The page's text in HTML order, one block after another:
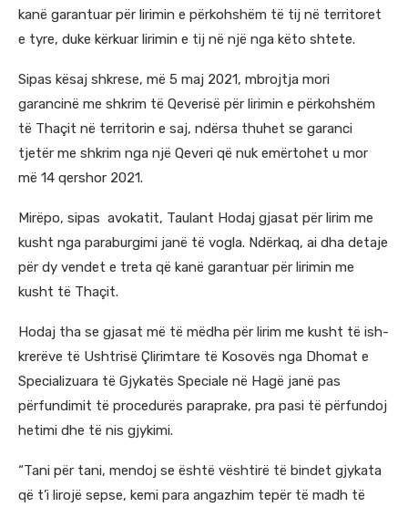
kanë garantuar për lirimin e përkohshëm të tij në territoret
e tyre, duke kërkuar lirimin e tij në një nga këto shtete.
Sipas kësaj shkrese, më 5 maj 2021, mbrojtja mori
garancinë me shkrim të Qeverisë për lirimin e përkohshëm
të Thaçit në territorin e saj, ndërsa thuhet se garanci
tjetër me shkrim nga një Qeveri që nuk emërtohet u mor
më 14 qershor 2021.
Mirëpo, sipas avokatit, Taulant Hodaj gjasat për lirim me
kusht nga paraburgimi janë të vogla. Ndërkaq, ai dha detaje
për dy vendet e treta që kanë garantuar për lirimin me
kusht të Thaçit.
Hodaj tha se gjasat më të mëdha për lirim me kusht të ish-
krerëve të Ushtrisë Çlirimtare të Kosovës nga Dhomat e
Specializuara të Gjykatës Speciale në Hagë janë pas
përfundimit të procedurës paraprake, pra pasi të përfundoj
hetimi dhe të nis gjykimi.
“Tani për tani, mendoj se është vështirë të bindet gjykata
që t’i lirojë sepse, kemi para angazhim tepër të madh të